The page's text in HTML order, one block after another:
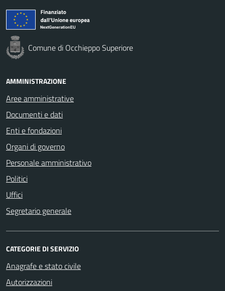
Comune di Occhieppo Superiore
AMMINISTRAZIONE
Aree amministrative
Documenti e dati
Enti e fondazioni
Organi di governo
Personale amministrativo
Politici
Uffici
Segretario generale
CATEGORIE DI SERVIZIO
Anagrafe e stato civile
Autorizzazioni